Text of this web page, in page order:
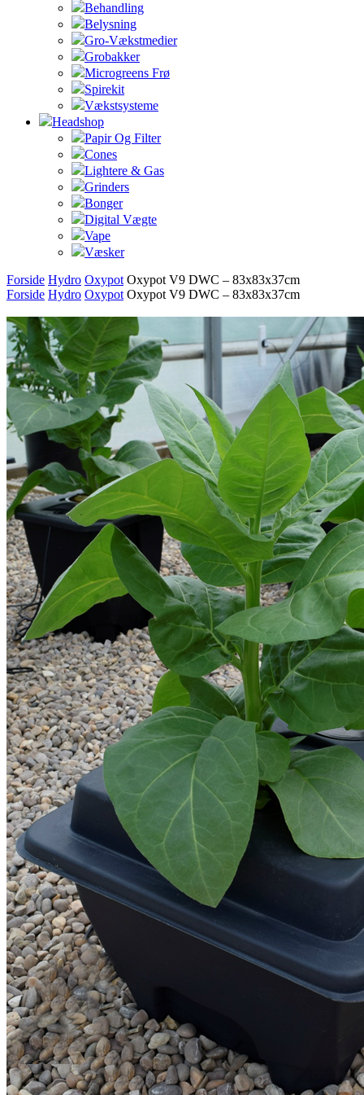
Behandling
Belysning
Gro-Vækstmedier
Grobakker
Microgreens Frø
Spirekit
Vækstsysteme
Headshop
Papir Og Filter
Cones
Lightere & Gas
Grinders
Bonger
Digital Vægte
Vape
Væsker
Forside Hydro Oxypot Oxypot V9 DWC – 83x83x37cm
Forside Hydro Oxypot Oxypot V9 DWC – 83x83x37cm